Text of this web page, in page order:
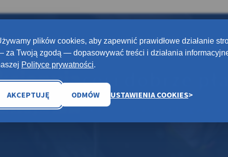
plików cookies, aby zapewnić prawidłowe działanie
za Twoją zgodą — dopasowywać treści i działania
Polityce prywatności.
AKCEPTUJĘ ODMÓW USTAWIENIA COOKIES
i dobrze
kwalifikacjom masz na to